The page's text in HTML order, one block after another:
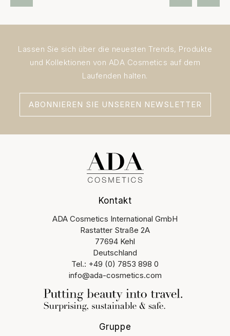
Lassen Sie sich über die neuesten Trends, Produkte
und Kollektionen von ADA Cosmetics auf dem
Laufenden halten.
ABONNIEREN SIE UNSEREN NEWSLETTER
Kontakt
ADA Cosmetics International GmbH
Rastatter Straße 2A
77694 Kehl
Deutschland
Tel.: +49 (0) 7853 898 0
info@ada-cosmetics.com
Gruppe